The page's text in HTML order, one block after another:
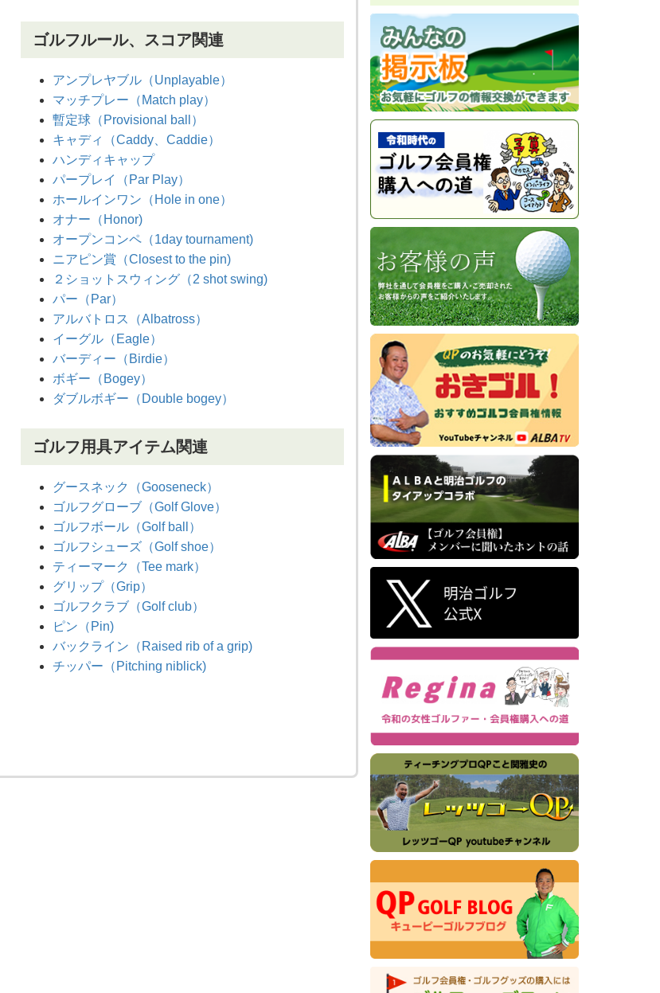
ゴルフルール、スコア関連
アンプレヤブル（Unplayable）
マッチプレー（Match play）
暫定球（Provisional ball）
キャディ（Caddy、Caddie）
ハンディキャップ
パープレイ（Par Play）
ホールインワン（Hole in one）
オナー（Honor)
オープンコンペ（1day tournament)
ニアピン賞（Closest to the pin)
２ショットスウィング（2 shot swing)
パー（Par）
アルバトロス（Albatross）
イーグル（Eagle）
バーディー（Birdie）
ボギー（Bogey）
ダブルボギー（Double bogey）
ゴルフ用具アイテム関連
グースネック（Gooseneck）
ゴルフグローブ（Golf Glove）
ゴルフボール（Golf ball）
ゴルフシューズ（Golf shoe）
ティーマーク（Tee mark）
グリップ（Grip）
ゴルフクラブ（Golf club）
ピン（Pin)
バックライン（Raised rib of a grip)
チッパー（Pitching niblick)